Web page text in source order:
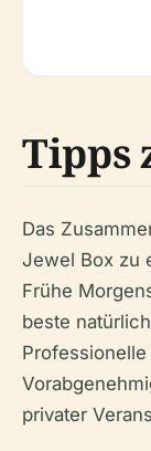
Tipps
Das
Jewel Box zu
Frühe
beste
privater